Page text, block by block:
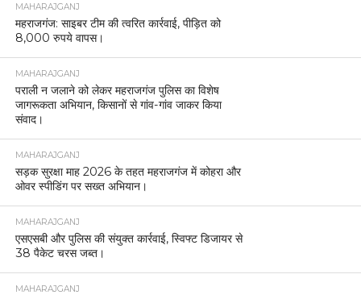
MAHARAJGANJ
महराजगंज: साइबर टीम की त्वरित कार्रवाई, पीड़ित को
8,000 रुपये वापस।
MAHARAJGANJ
पराली न जलाने को लेकर महराजगंज पुलिस का विशेष
जागरूकता अभियान, किसानों से गांव-गांव जाकर किया
संवाद।
MAHARAJGANJ
सड़क सुरक्षा माह 2026 के तहत महराजगंज में कोहरा और
ओवर स्पीडिंग पर सख्त अभियान।
MAHARAJGANJ
एसएसबी और पुलिस की संयुक्त कार्रवाई, स्विफ्ट डिजायर से
38 पैकेट चरस जब्त।
MAHARAJGANJ